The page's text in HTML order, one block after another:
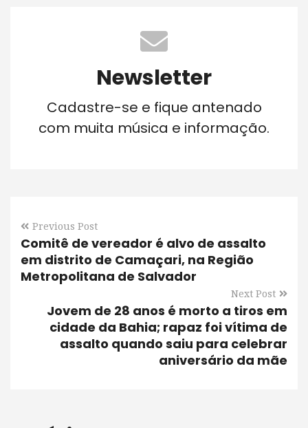
Newsletter
Cadastre-se e fique antenado
com muita música e informação.
Previous Post
Comitê de vereador é alvo de assalto
em distrito de Camaçari, na Região
Metropolitana de Salvador
Next Post
Jovem de 28 anos é morto a tiros em
cidade da Bahia; rapaz foi vítima de
assalto quando saiu para celebrar
aniversário da mãe